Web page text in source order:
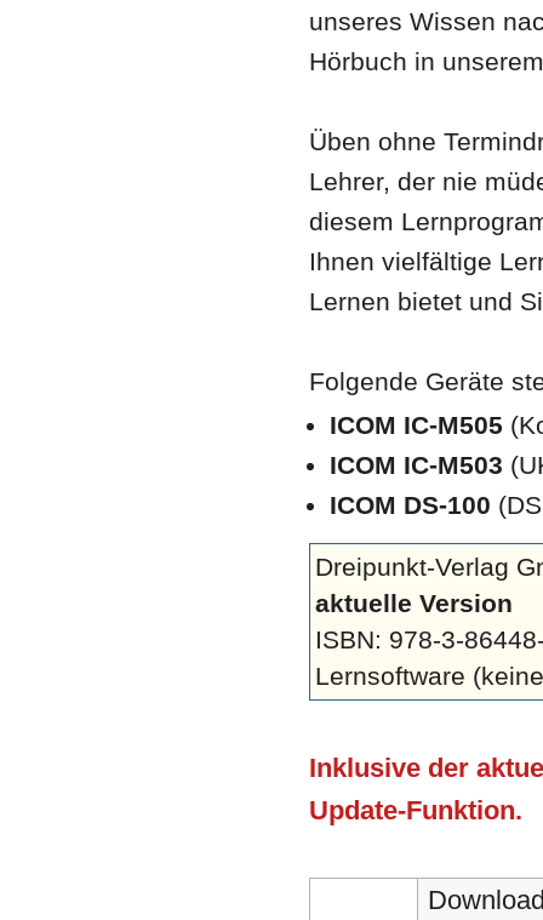
unseres Wissen
Hörbuch in
Üben ohne
Lehrer, der nie
diesem
Ihnen vielfältige
Lernen bietet und
Folgende Geräte
ICOM IC-M505
ICOM IC-M503
ICOM DS-100
Dreipunkt-Verlag
aktuelle Version
ISBN: 978-3-
Lernsoftware
Inklusive der
Update-Funktion.